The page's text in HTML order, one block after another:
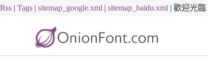
Rss | Tags | sitemap_google.xml | sitemap_baidu.xml | 歡迎光臨